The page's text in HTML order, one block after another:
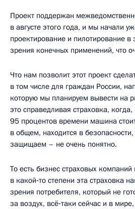
Проект поддержан
в августе этого года, и мы начали
проектирование и пилотирование в
зрения конечных применений, что
Что нам позволит этот проект
в том числе для граждан России,
которую мы планируем вывести на
это справедливая страховка,
95 процентов времени машина
в общем, находится в
защищаем – не очень понятно.
То есть бизнес страховых компаний
в какой‑то степени эта страховка
зрения потребителя, который не
за воздух, всё‑таки сейчас и в